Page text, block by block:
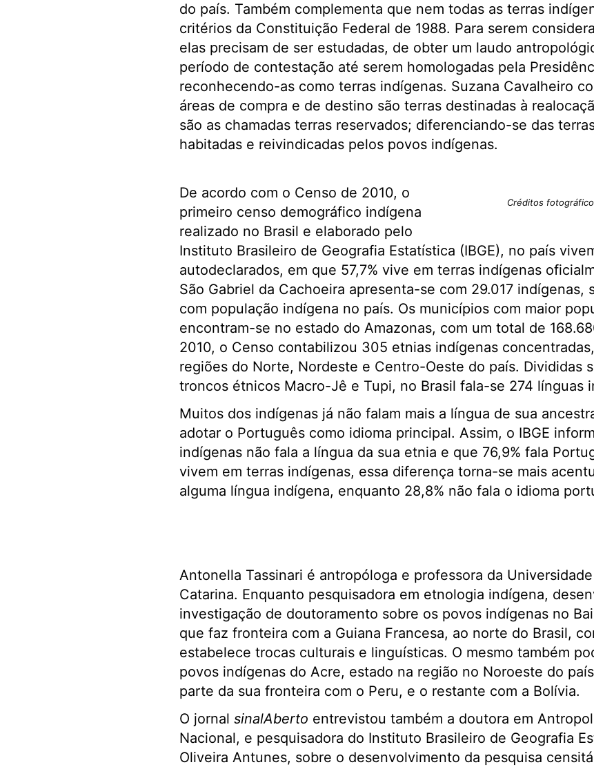
do país. Também complementa que nem todas as terras
critérios da Constituição Federal de 1988. Para serem
elas precisam de ser estudadas, de obter um laudo
período de contestação até serem homologadas pela
reconhecendo-as como terras indígenas. Suzana Cavalheiro
áreas de compra e de destino são terras destinadas à
são as chamadas terras reservados; diferenciando-se das
habitadas e reivindicadas pelos povos indígenas.
Créditos
De acordo com o Censo de 2010, o
primeiro censo demográfico indígena
realizado no Brasil e elaborado pelo
Instituto Brasileiro de Geografia Estatística (IBGE), no país
autodeclarados, em que 57,7% vive em terras indígenas
São Gabriel da Cachoeira apresenta-se com 29.017 indígenas,
com população indígena no país. Os municípios com maior
encontram-se no estado do Amazonas, com um total de
2010, o Censo contabilizou 305 etnias indígenas
regiões do Norte, Nordeste e Centro-Oeste do país. Divididas
troncos étnicos Macro-Jê e Tupi, no Brasil fala-se 274 línguas
Muitos dos indígenas já não falam mais a língua de sua
adotar o Português como idioma principal. Assim, o IBGE
indígenas não fala a língua da sua etnia e que 76,9% fala
vivem em terras indígenas, essa diferença torna-se mais
alguma língua indígena, enquanto 28,8% não fala o idioma
Antonella Tassinari é antropóloga e professora da
Catarina. Enquanto pesquisadora em etnologia indígena,
investigação de doutoramento sobre os povos indígenas no
que faz fronteira com a Guiana Francesa, ao norte do Brasil,
estabelece trocas culturais e linguísticas. O mesmo também
povos indígenas do Acre, estado na região no Noroeste do
parte da sua fronteira com o Peru, e o restante com a Bolívia.
O jornal sinalAberto entrevistou também a doutora em
Nacional, e pesquisadora do Instituto Brasileiro de Geografia
Oliveira Antunes, sobre o desenvolvimento da pesquisa